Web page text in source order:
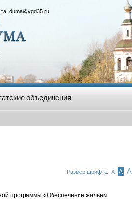
duma@vgd35.ru
объединения
Размер шрифта: А А А
программы «Обеспечение жильем